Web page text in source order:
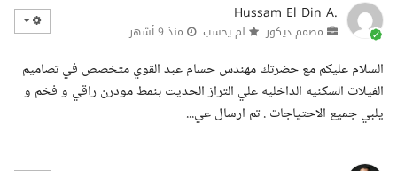
Hussam El Din A.
مصمم ديكور لم يحسب منذ 9 أشهر
السلام عليكم مع حضرتك مهندس حسام عبد القوي متخصص في تصاميم
الفيلات السكنيه الداخليه علي التراز الحديث بنمط مودرن راقي و فخم و
يلبي جميع الاحتياجات . تم ارسال عي...